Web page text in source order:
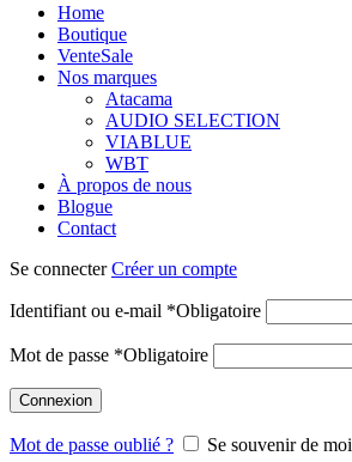
Home
Boutique
VenteSale
Nos marques
Atacama
AUDIO SELECTION
VIABLUE
WBT
À propos de nous
Blogue
Contact
Se connecterCréer un compte
Identifiant ou e-mail *Obligatoire
Mot de passe *Obligatoire
Connexion
Mot de passe oublié ?
Se souvenir de moi